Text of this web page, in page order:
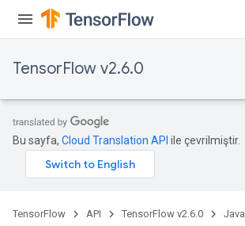
TensorFlow v2.6.0
Bu sayfa, Cloud Translation API ile çevrilmiştir.
TensorFlow API TensorFlow v2.6.0 Java